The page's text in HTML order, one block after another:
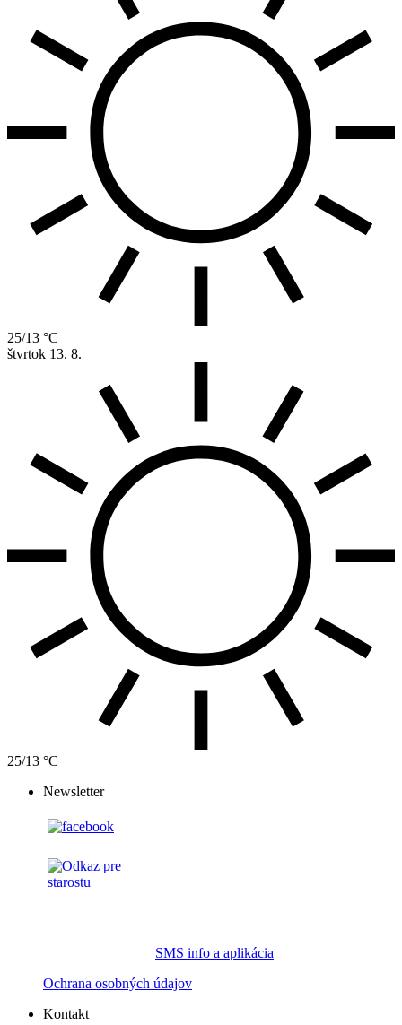
25/13 °C
štvrtok 13. 8.
25/13 °C
Newsletter
SMS info a aplikácia
Ochrana osobných údajov
Kontakt